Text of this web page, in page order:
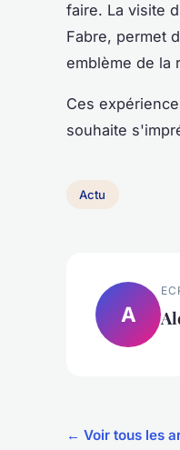
faire. La visite
Fabre, permet
emblème de la
Ces
souhaite
Actu
A
← Voir tous les